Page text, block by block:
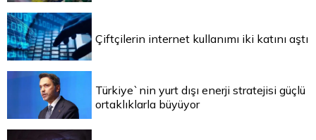
Çiftçilerin internet kullanımı iki katını aştı
Türkiye`nin yurt dışı enerji stratejisi güçlü
ortaklıklarla büyüyor